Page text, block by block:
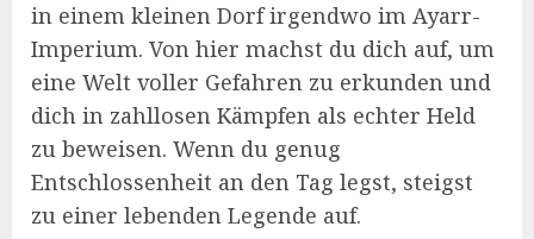
in einem kleinen Dorf irgendwo im Ayarr-
Imperium. Von hier machst du dich auf, um
eine Welt voller Gefahren zu erkunden und
dich in zahllosen Kämpfen als echter Held
zu beweisen. Wenn du genug
Entschlossenheit an den Tag legst, steigst
zu einer lebenden Legende auf.